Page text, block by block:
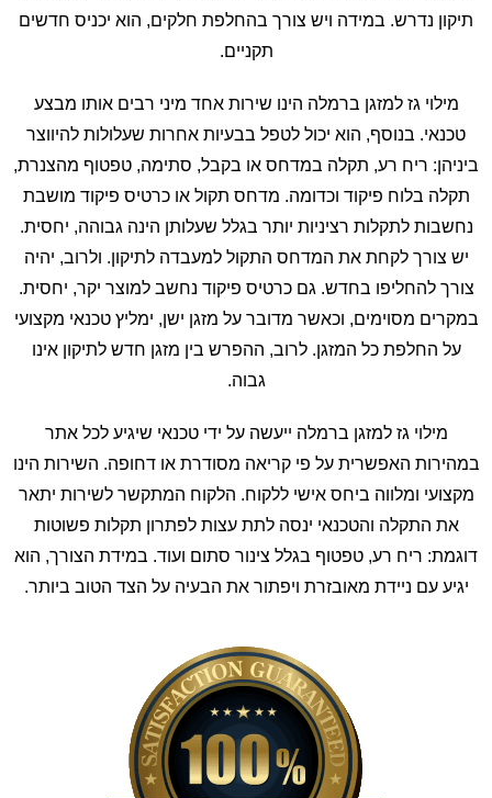
תיקון נדרש. במידה ויש צורך בהחלפת חלקים, הוא יכניס חדשים
תקניים.
מילוי גז למזגן ברמלה הינו שירות אחד מיני רבים אותו מבצע
טכנאי. בנוסף, הוא יכול לטפל בבעיות אחרות שעלולות להיווצר
ביניהן: ריח רע, תקלה במדחס או בקבל, סתימה, טפטוף מהצנרת,
תקלה בלוח פיקוד וכדומה. מדחס תקול או כרטיס פיקוד מושבת
נחשבות לתקלות רציניות יותר בגלל שעלותן הינה גבוהה, יחסית.
יש צורך לקחת את המדחס התקול למעבדה לתיקון. ולרוב, יהיה
צורך להחליפו בחדש. גם כרטיס פיקוד נחשב למוצר יקר, יחסית.
במקרים מסוימים, וכאשר מדובר על מזגן ישן, ימליץ טכנאי מקצועי
על החלפת כל המזגן. לרוב, ההפרש בין מזגן חדש לתיקון אינו
גבוה.
מילוי גז למזגן ברמלה ייעשה על ידי טכנאי שיגיע לכל אתר
במהירות האפשרית על פי קריאה מסודרת או דחופה. השירות הינו
מקצועי ומלווה ביחס אישי ללקוח. הלקוח המתקשר לשירות יתאר
את התקלה והטכנאי ינסה לתת עצות לפתרון תקלות פשוטות
דוגמת: ריח רע, טפטוף בגלל צינור סתום ועוד. במידת הצורך, הוא
יגיע עם ניידת מאובזרת ויפתור את הבעיה על הצד הטוב ביותר.